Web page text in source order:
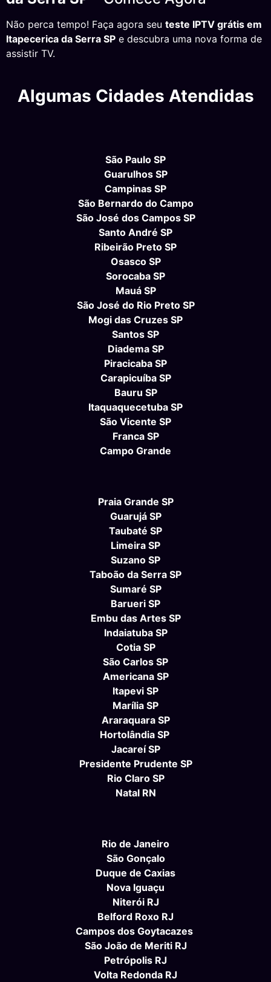
Não perca tempo! Faça agora seu teste IPTV grátis em
Itapecerica da Serra SP e descubra uma nova forma de
assistir TV.
Algumas Cidades Atendidas
São Paulo SP
Guarulhos SP
Campinas SP
São Bernardo do Campo
São José dos Campos SP
Santo André SP
Ribeirão Preto SP
Osasco SP
Sorocaba SP
Mauá SP
São José do Rio Preto SP
Mogi das Cruzes SP
Santos SP
Diadema SP
Piracicaba SP
Carapicuíba SP
Bauru SP
Itaquaquecetuba SP
São Vicente SP
Franca SP
Campo Grande
Praia Grande SP
Guarujá SP
Taubaté SP
Limeira SP
Suzano SP
Taboão da Serra SP
Sumaré SP
Barueri SP
Embu das Artes SP
Indaiatuba SP
Cotia SP
São Carlos SP
Americana SP
Itapevi SP
Marília SP
Araraquara SP
Hortolândia SP
Jacareí SP
Presidente Prudente SP
Rio Claro SP
Natal RN
Rio de Janeiro
São Gonçalo
Duque de Caxias
Nova Iguaçu
Niterói RJ
Belford Roxo RJ
Campos dos Goytacazes
São João de Meriti RJ
Petrópolis RJ
Volta Redonda RJ